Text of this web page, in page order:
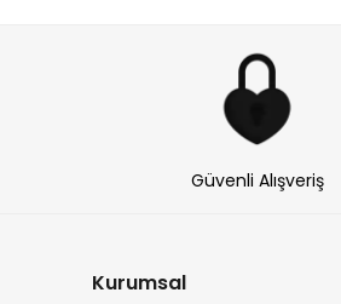
Güvenli Alışveriş
Kurumsal